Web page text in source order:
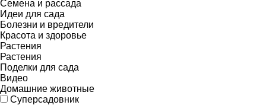
Семена и рассада
Идеи для сада
Болезни и вредители
Красота и здоровье
Растения
Растения
Поделки для сада
Видео
Домашние животные
Суперсадовник